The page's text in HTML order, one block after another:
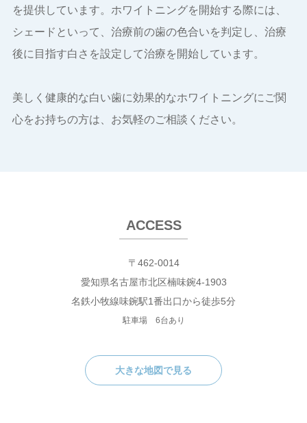
を提供しています。ホワイトニングを開始する際には、
シェードといって、治療前の歯の色合いを判定し、治療
後に目指す白さを設定して治療を開始しています。
美しく健康的な白い歯に効果的なホワイトニングにご関
心をお持ちの方は、お気軽のご相談ください。
ACCESS
〒462-0014
愛知県名古屋市北区楠味鋺4-1903
名鉄小牧線味鋺駅1番出口から徒歩5分
駐車場 6台あり
大きな地図で見る